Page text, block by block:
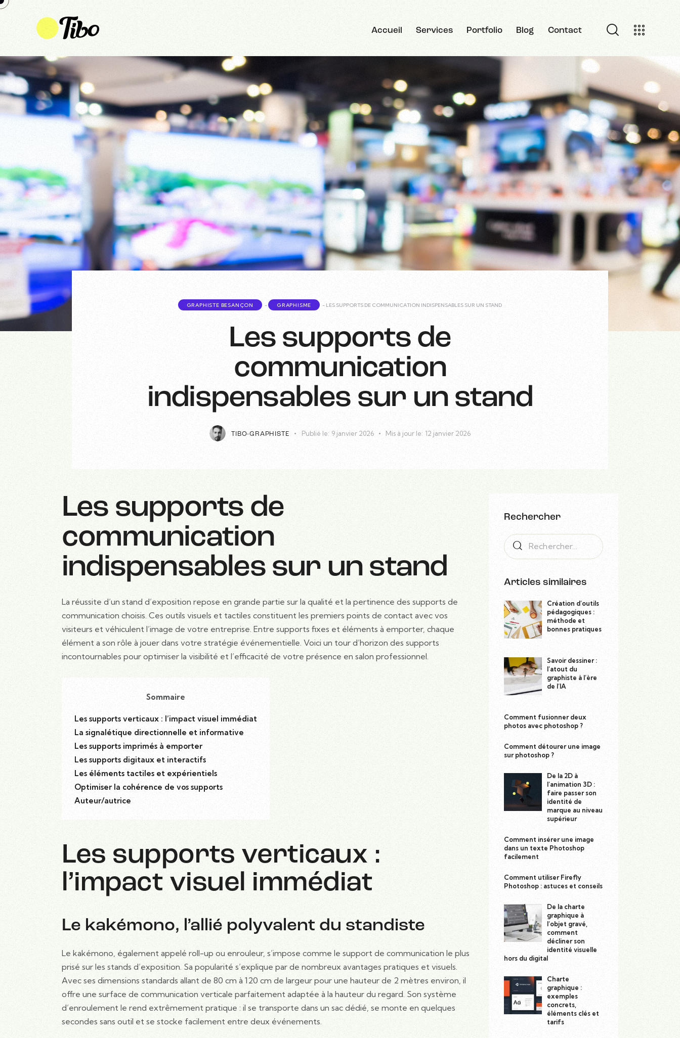
Accueil Services Portfolio Blog Contact
GRAPHISTE BESANÇON - GRAPHISME - LES SUPPORTS DE COMMUNICATION INDISPENSABLES SUR UN STAND
Les supports de
communication
indispensables sur un stand
TIBO-GRAPHISTE Publié le: 9 janvier 2026 Mis à jour le: 12 janvier 2026
Les supports de
communication
indispensables sur un stand
La réussite d’un stand d’exposition repose en grande partie sur la qualité et la pertinence des supports de
communication choisis. Ces outils visuels et tactiles constituent les premiers points de contact avec vos
visiteurs et véhiculent l’image de votre entreprise. Entre supports fixes et éléments à emporter, chaque
élément a son rôle à jouer dans votre stratégie événementielle. Voici un tour d’horizon des supports
incontournables pour optimiser la visibilité et l’efficacité de votre présence en salon professionnel.
Sommaire
Les supports verticaux : l’impact visuel immédiat
La signalétique directionnelle et informative
Les supports imprimés à emporter
Les supports digitaux et interactifs
Les éléments tactiles et expérientiels
Optimiser la cohérence de vos supports
Auteur/autrice
Les supports verticaux :
l’impact visuel immédiat
Le kakémono, l’allié polyvalent du standiste
Le kakémono, également appelé roll-up ou enrouleur, s’impose comme le support de communication le plus
prisé sur les stands d’exposition. Sa popularité s’explique par de nombreux avantages pratiques et visuels.
Avec ses dimensions standards allant de 80 cm à 120 cm de largeur pour une hauteur de 2 mètres environ, il
offre une surface de communication verticale parfaitement adaptée à la hauteur du regard. Son système
d’enroulement le rend extrêmement pratique : il se transporte dans un sac dédié, se monte en quelques
secondes sans outil et se stocke facilement entre deux événements.
Rechercher
Articles similaires
Création d’outils
pédagogiques :
méthode et
bonnes pratiques
Savoir dessiner :
l’atout du
graphiste à l’ère
de l’IA
Comment fusionner deux
photos avec photoshop ?
Comment détourer une image
sur photoshop ?
De la 2D à
l’animation 3D :
faire passer son
identité de
marque au niveau
supérieur
Comment insérer une image
dans un texte Photoshop
facilement
Comment utiliser Firefly
Photoshop : astuces et conseils
De la charte
graphique à
l’objet gravé,
comment
décliner son
identité visuelle
hors du digital
Charte
graphique :
exemples
concrets,
éléments clés et
tarifs